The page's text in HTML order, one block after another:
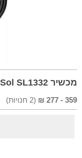
מכשיר Sol SL1332
359
-
277
₪
(
2 חנויות)